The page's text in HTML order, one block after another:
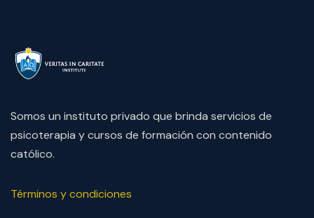
Somos un instituto privado que brinda servicios de
psicoterapia y cursos de formación con contenido
católico.
Términos y condiciones